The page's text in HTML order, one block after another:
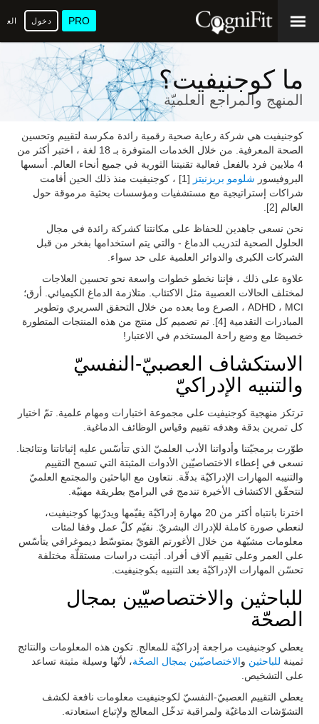
PRO دخول
ما كوجنيفيت؟
المنهج والمراجع العلميّة
كوجنيفيت هي شركة رعاية صحية رقمية رائدة مكرسة لتقييم وتحسين
الصحة المعرفية. من خلال الخدمات المتوفرة بـ 18 لغة ، اختبر أكثر من
4 ملايين فرد بالفعل فعالية تقنيتنا الثورية في جميع أنحاء العالم. أسسها
البروفيسور شلومو بريزنيتز
[1] ، كوجنيفيت منذ ذلك الحين أقامت
شراكات إستراتيجية مع مستشفيات ومؤسسات بحثية مرموقة حول
العالم [2].
نحن نسعى جاهدين للحفاظ على مكانتنا كشركة رائدة في مجال
الحلول الصحية لتدريب الدماغ - والتي يتم استخدامها بفخر من قبل
الشركات الكبرى والدوائر العلمية على حد سواء.
علاوة على ذلك ، فإننا نخطو خطوات واسعة نحو تحسين العلاجات
لمختلف الحالات العصبية مثل الاكتئاب. متلازمة الدماغ الكيميائي. أرق؛
ADHD ، MCI ، الصرع وما بعده من خلال التحقق السريري وتطوير
المبادرات التقدمية [4]. تم تصميم كل منتج من هذه المنتجات المتطورة
خصيصًا مع وضع راحة المستخدم في الاعتبار!
الاستكشاف العصبيّ-النفسيّ
والتنبيه الإدراكيّ
ترتكز منهجية كوجنيفيت على مجموعة اختبارات ومهام علمية. تمّ اختيار
كل تمرين بدقة وهدفه تقييم وقياس الوظائف الدماغية.
طوّرت برمجيّتنا وأدواتنا الأدب العلميّ الذي تتأسّس عليه إثباتاتنا ونتائجنا.
نسعى في إعطاء الاختصاصيّين الأدوات المثبتة التي تسمح التقييم
والتنيبه المهارات الإدراكيّة بدقّة. نتعاون مع الباحثين والمجتمع العلميّ
لنتحقّق الاكتشاف الأخيرة تندمج في البرامج بطريقة مهنيّة.
اخترنا بانتباه أكثر من 20 مهارة إدراكيّة يقيّمها ويدرّبها كوجنيفيت،
لنعطي صورة كاملة للإدراك البشريّ. نقيّم كلّ عمل وفقا لمئات
معلومات مشبّهة من خلال الأغورتم القويّ بمتوسّط ديموغرافي يتأسّس
على العمر وعلى تقييم آلاف أفراد. أثبتت دراسات مستقلّة مختلفة
تحسّن المهارات الإدراكيّة بعد التنبيه بكوجنيفيت.
للباحثين والاختصاصيّين بمجال
الصحّة
يعطي كوجنيفيت مراجعة إدراكيّة للمعالج. تكون هذه المعلومات والنتائج
ثمينة للباحثين والاختصاصيّين بمجال الصحّة، لأنّها وسيلة مثبتة تساعد
على التشخيص.
يعطي التقييم العصبيّ-النفسيّ لكوجنيفيت معلومات نافعة لكشف
التشوّشات الدماغيّة ولمراقبة تدخّل المعالج ولإتباع استعادته.